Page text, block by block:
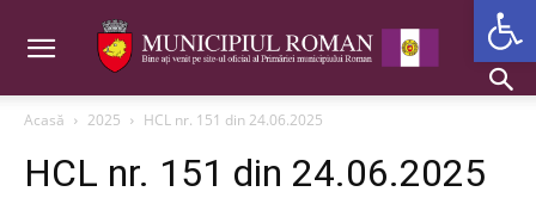
Acasă 2025 HCL nr. 151 din 24.06.2025
HCL nr. 151 din 24.06.2025